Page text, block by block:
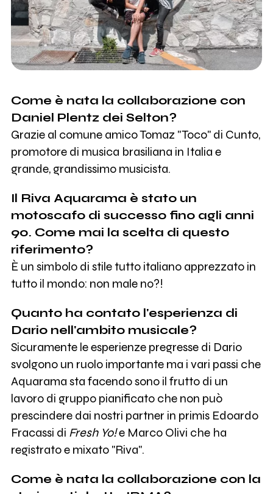
Come è nata la collaborazione con
Daniel Plentz dei Selton?
Grazie al comune amico Tomaz "Toco" di Cunto,
promotore di musica brasiliana in Italia e
grande, grandissimo musicista.
Il Riva Aquarama è stato un
motoscafo di successo fino agli anni
90. Come mai la scelta di questo
riferimento?
È un simbolo di stile tutto italiano apprezzato in
tutto il mondo: non male no?!
Quanto ha contato l'esperienza di
Dario nell'ambito musicale?
Sicuramente le esperienze pregresse di Dario
svolgono un ruolo importante ma i vari passi che
Aquarama sta facendo sono il frutto di un
lavoro di gruppo pianificato che non può
prescindere dai nostri partner in primis Edoardo
Fracassi di Fresh Yo!e Marco Olivi che ha
registrato e mixato "Riva".
Come è nata la collaborazione con la